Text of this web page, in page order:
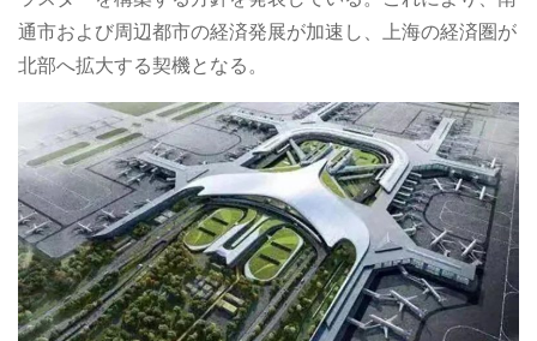
通市および周辺都市の経済発展が加速し、上海の経済圏が
北部へ拡大する契機となる。